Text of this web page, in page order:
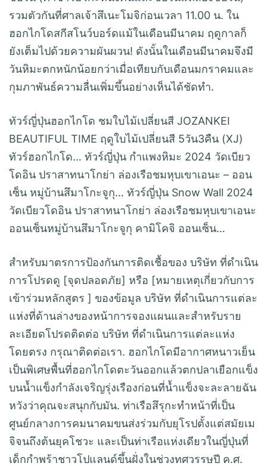
รวมตัวกันที่ศาลเจ้าสึเนะโมจิก่อนเวลา 11.00 น. ใน
ฮอกไกโดสกีสโนว์บอร์ดแม้ในเดือนมีนาคม ฤดูกาลก็
ยังเต็มไปด้วยความผันผวน! ดังนั้นในเดือนมีนาคมจึงมี
วันหิมะตกหนักน้อยกว่าเมื่อเทียบกับเดือนมกราคมและ
กุมภาพันธ์ความลื่นเพิ่มขึ้นอย่างเห็นได้ชัดทำ.
ทัวร์ญี่ปุ่นฮอกไกโด ชมใบไม้เปลี่ยนสี JOZANKEI
BEAUTIFUL TIME ฤดูใบไม้เปลี่ยนสี 5วัน3คืน (XJ)
ทัวร์ฮอกไกโด… ทัวร์ญี่ปุ่น กำแพงหิมะ 2024 วัดเบียว
โดอิน ปราสาทนาโกย่า ล่องเรือชมหุบเขาเอนะ – ออน
เซ็น หมู่บ้านสึมาโกะจูกุ… ทัวร์ญี่ปุ่น Snow Wall 2024
วัดเบียวโดอิน ปราสาทนาโกย่า ล่องเรือชมหุบเขาเอนะ
ออนเซ็นหมู่บ้านสึมาโกะจูกุ คามิโคจิ ออนเซ็น…
สำหรับมาตรการป้องกันการติดเชื้อของ บริษัท ที่ดำเนิน
การโปรดดู [จุดปลอดภัย] หรือ [หมายเหตุเกี่ยวกับการ
เข้าร่วมหลักสูตร ] ของข้อมูล บริษัท ที่ดำเนินการแต่ละ
แห่งที่ด้านล่างของหน้าการจองแผนและสำหรับราย
ละเอียดโปรดติดต่อ บริษัท ที่ดำเนินการแต่ละแห่ง
โดยตรง กรุณาติดต่อเรา. ฮอกไกโดมีอากาศหนาวเย็น
เป็นพิเศษพื้นที่ฮอกไกโดตะวันออกแล้วตกปลาเยือกแข็ง
บนน้ำแข็งกำลังเจริญรุ่งเรืองก่อนที่น้ำแข็งจะละลายฉัน
หวังว่าคุณจะสนุกกับมัน. ท่าเรือสึรุกะทำหน้าที่เป็น
ศูนย์กลางการคมนาคมขนส่งร่วมกับยุโรปตั้งแต่สมัยเม
จิจนถึงต้นยุคโชวะ และเป็นท่าเรือแห่งเดียวในญี่ปุ่นที่
เด็กกำพร้าชาวโปแลนด์ขึ้นฝั่งในช่วงทศวรรษปี ค.ศ.